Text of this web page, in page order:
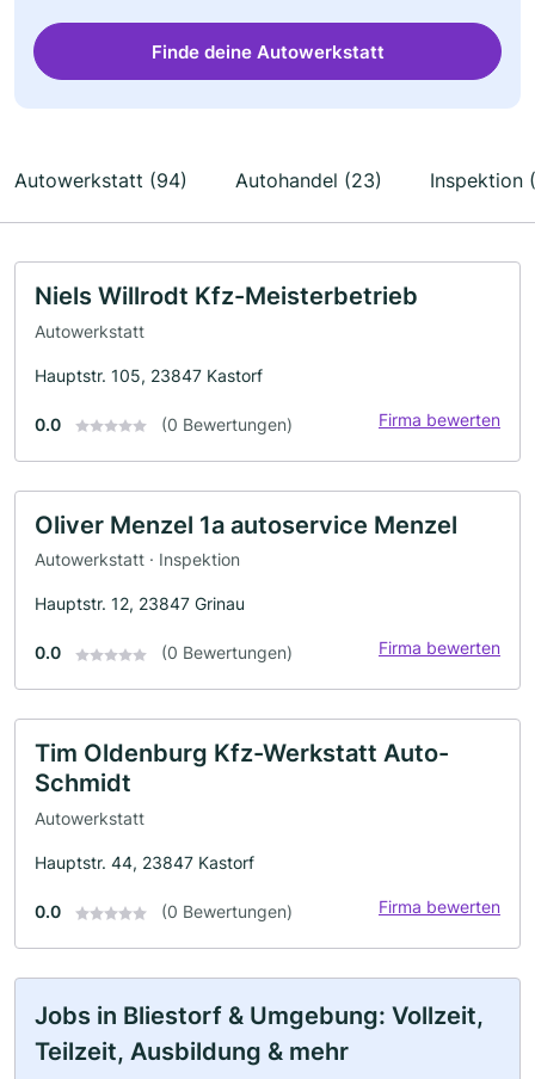
Finde deine Autowerkstatt
Autowerkstatt (94) Autohandel (23) Inspektion
Niels Willrodt Kfz-Meisterbetrieb
Autowerkstatt
Hauptstr. 105, 23847 Kastorf
0.0 (0 Bewertungen) Firma bewerten
Oliver Menzel 1a autoservice Menzel
Autowerkstatt · Inspektion
Hauptstr. 12, 23847 Grinau
0.0 (0 Bewertungen) Firma bewerten
Tim Oldenburg Kfz-Werkstatt Auto-
Schmidt
Autowerkstatt
Hauptstr. 44, 23847 Kastorf
0.0 (0 Bewertungen) Firma bewerten
Jobs in Bliestorf & Umgebung: Vollzeit,
Teilzeit, Ausbildung & mehr